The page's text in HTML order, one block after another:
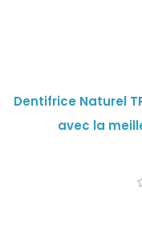
Dentifrice Naturel
avec la